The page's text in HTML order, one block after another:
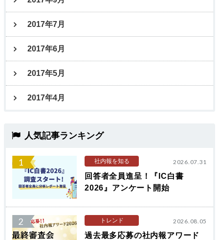
2017年7月
2017年6月
2017年5月
2017年4月
人気記事ランキング
1 社内報を知る 2026.07.31
回答者全員進呈！『IC白書
2026』アンケート開始
2 トレンド 2026.08.05
過去最多応募の社内報アワード